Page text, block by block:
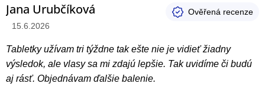
ý
p
i
s
h
Jana Urubčíková
Hodnotenie produktu je 5 z 5 hviezdičiek.
15.6.2026
Tabletky užívam tri týždne tak ešte nie je vidieť žiadny
výsledok, ale vlasy sa mi zdajú lepšie. Tak uvidíme či budú
aj rásť. Objednávam ďalšie balenie.